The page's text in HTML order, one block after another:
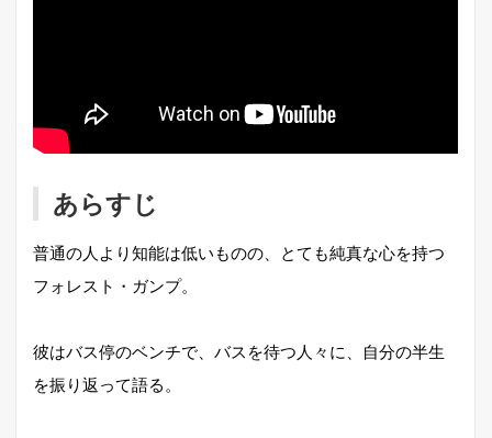
あらすじ
普通の人より知能は低いものの、とても純真な心を持つ
フォレスト・ガンプ。
彼はバス停のベンチで、バスを待つ人々に、自分の半生
を振り返って語る。